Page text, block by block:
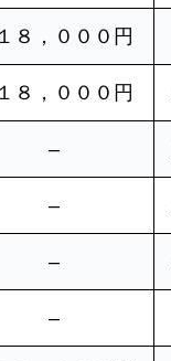
８，０００円
８，０００円
–
–
–
–